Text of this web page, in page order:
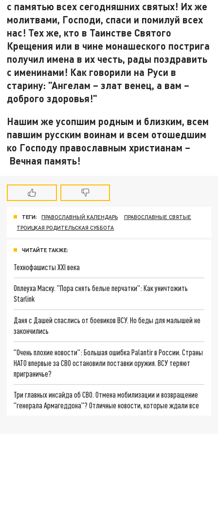
с памятью всех сегодняшних святых! Их же
молитвами, Господи, спаси и помилуй всех
нас! Тех же, кто в Таинстве Святого
Крещения или в чине монашеского пострига
получил имена в их честь, рады поздравить
с именинами! Как говорили на Руси в
старину: "Ангелам – злат венец, а вам –
доброго здоровья!"
Нашим же усопшим родным и близким, всем
павшим русским воинам и всем отошедшим
ко Господу православным христианам –
Вечная память!
ТЕГИ: ПРАВОСЛАВНЫЙ КАЛЕНДАРЬ
ПРАВОСЛАВНЫЕ СВЯТЫЕ
ТРОИЦКАЯ РОДИТЕЛЬСКАЯ СУББОТА
ЧИТАЙТЕ ТАКЖЕ:
Технофашисты XXI века
Оплеуха Маску. "Пора снять белые перчатки": Как уничтожить
Starlink
Даня с Дашей спаслись от боевиков ВСУ. Но беды для малышей не
закончились
"Очень плохие новости": Большая ошибка Palantir в России. Страны
НАТО впервые за СВО остановили поставки оружия. ВСУ теряют
приграничье?
Три главных инсайда об СВО. Отмена мобилизации и возвращение
"генерала Армагеддона"? Отличные новости, которые ждали все